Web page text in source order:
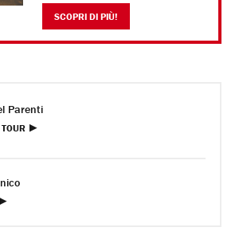
SCOPRI DI PIÙ!
Parenti